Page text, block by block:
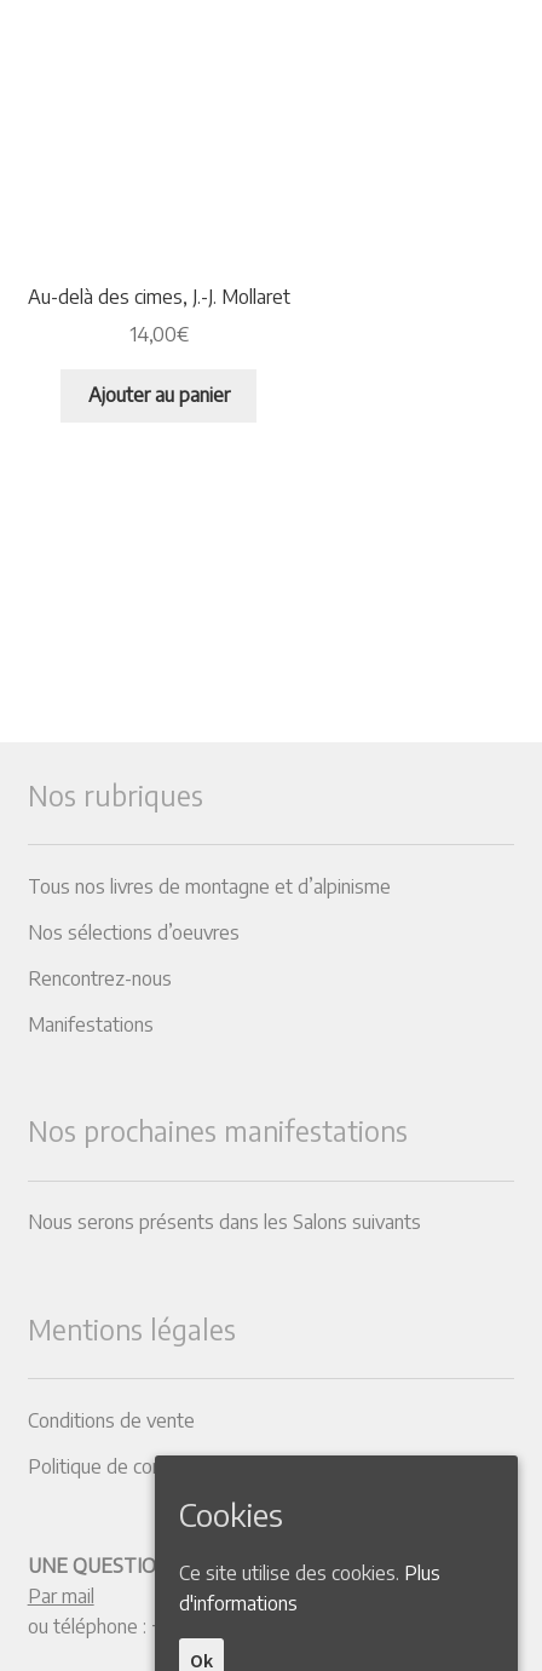
Au-delà des cimes, J.-J. Mollaret
14,00€
Ajouter au panier
Nos rubriques
Tous nos livres de montagne et d’alpinisme
Nos sélections d’oeuvres
Rencontrez-nous
Manifestations
Nos prochaines manifestations
Nous serons présents dans les Salons suivants
Mentions légales
Conditions de vente
Politique de confidentialité
UNE QUESTION ? CONTACTEZ-NOUS
Par mail
ou téléphone : +33 4 50 38 77 20
Cookies
Ce site utilise des cookies. Plus
d'informations
Ok